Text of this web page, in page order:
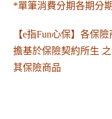
*單筆消費分期各期分
【e指Fun心保】各保
擔基於保險契約所生
其保險商品